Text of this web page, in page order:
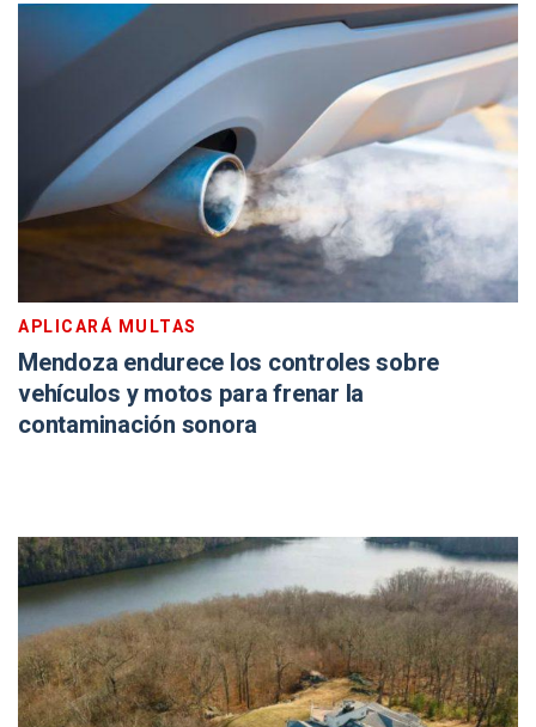
APLICARÁ MULTAS
Mendoza endurece los controles sobre
vehículos y motos para frenar la
contaminación sonora